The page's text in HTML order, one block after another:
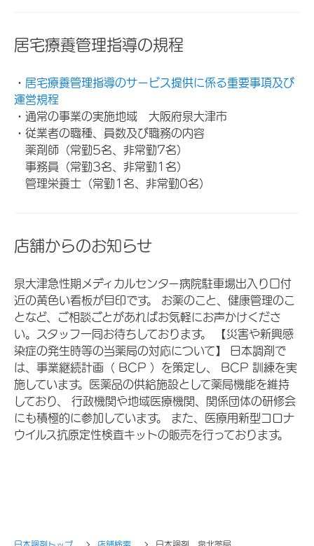
居宅療養管理指導の規程
・ 居宅療養管理指導のサービス提供に係る重要事項及び
運営規程
・通常の事業の実施地域 大阪府泉大津市
・従業者の職種、員数及び職務の内容
薬剤師（常勤5名、非常勤7名）
事務員（常勤3名、非常勤1名）
管理栄養士（常勤1名、非常勤0名）
店舗からのお知らせ
泉大津急性期メディカルセンター病院駐車場出入り口付
近の黄色い看板が目印です。 お薬のこと、健康管理のこ
となど、ご相談ごとがあればお気軽にお声かけくださ
い。スタッフ一同お待ちしております。 【災害や新興感
染症の発生時等の当薬局の対応について】 日本調剤で
は、事業継続計画（ BCP ）を策定し、 BCP 訓練を実
施しています。医薬品の供給施設として薬局機能を維持
しており、 行政機関や地域医療機関、関係団体の研修会
にも積極的に参加しています。 また、医療用新型コロナ
ウイルス抗原定性検査キットの販売を行っております。